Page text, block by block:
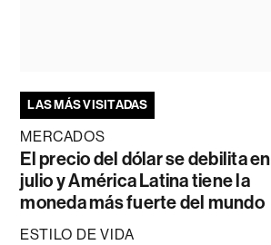
LAS MÁS VISITADAS
MERCADOS
El precio del dólar se debilita en
julio y América Latina tiene la
moneda más fuerte del mundo
ESTILO DE VIDA